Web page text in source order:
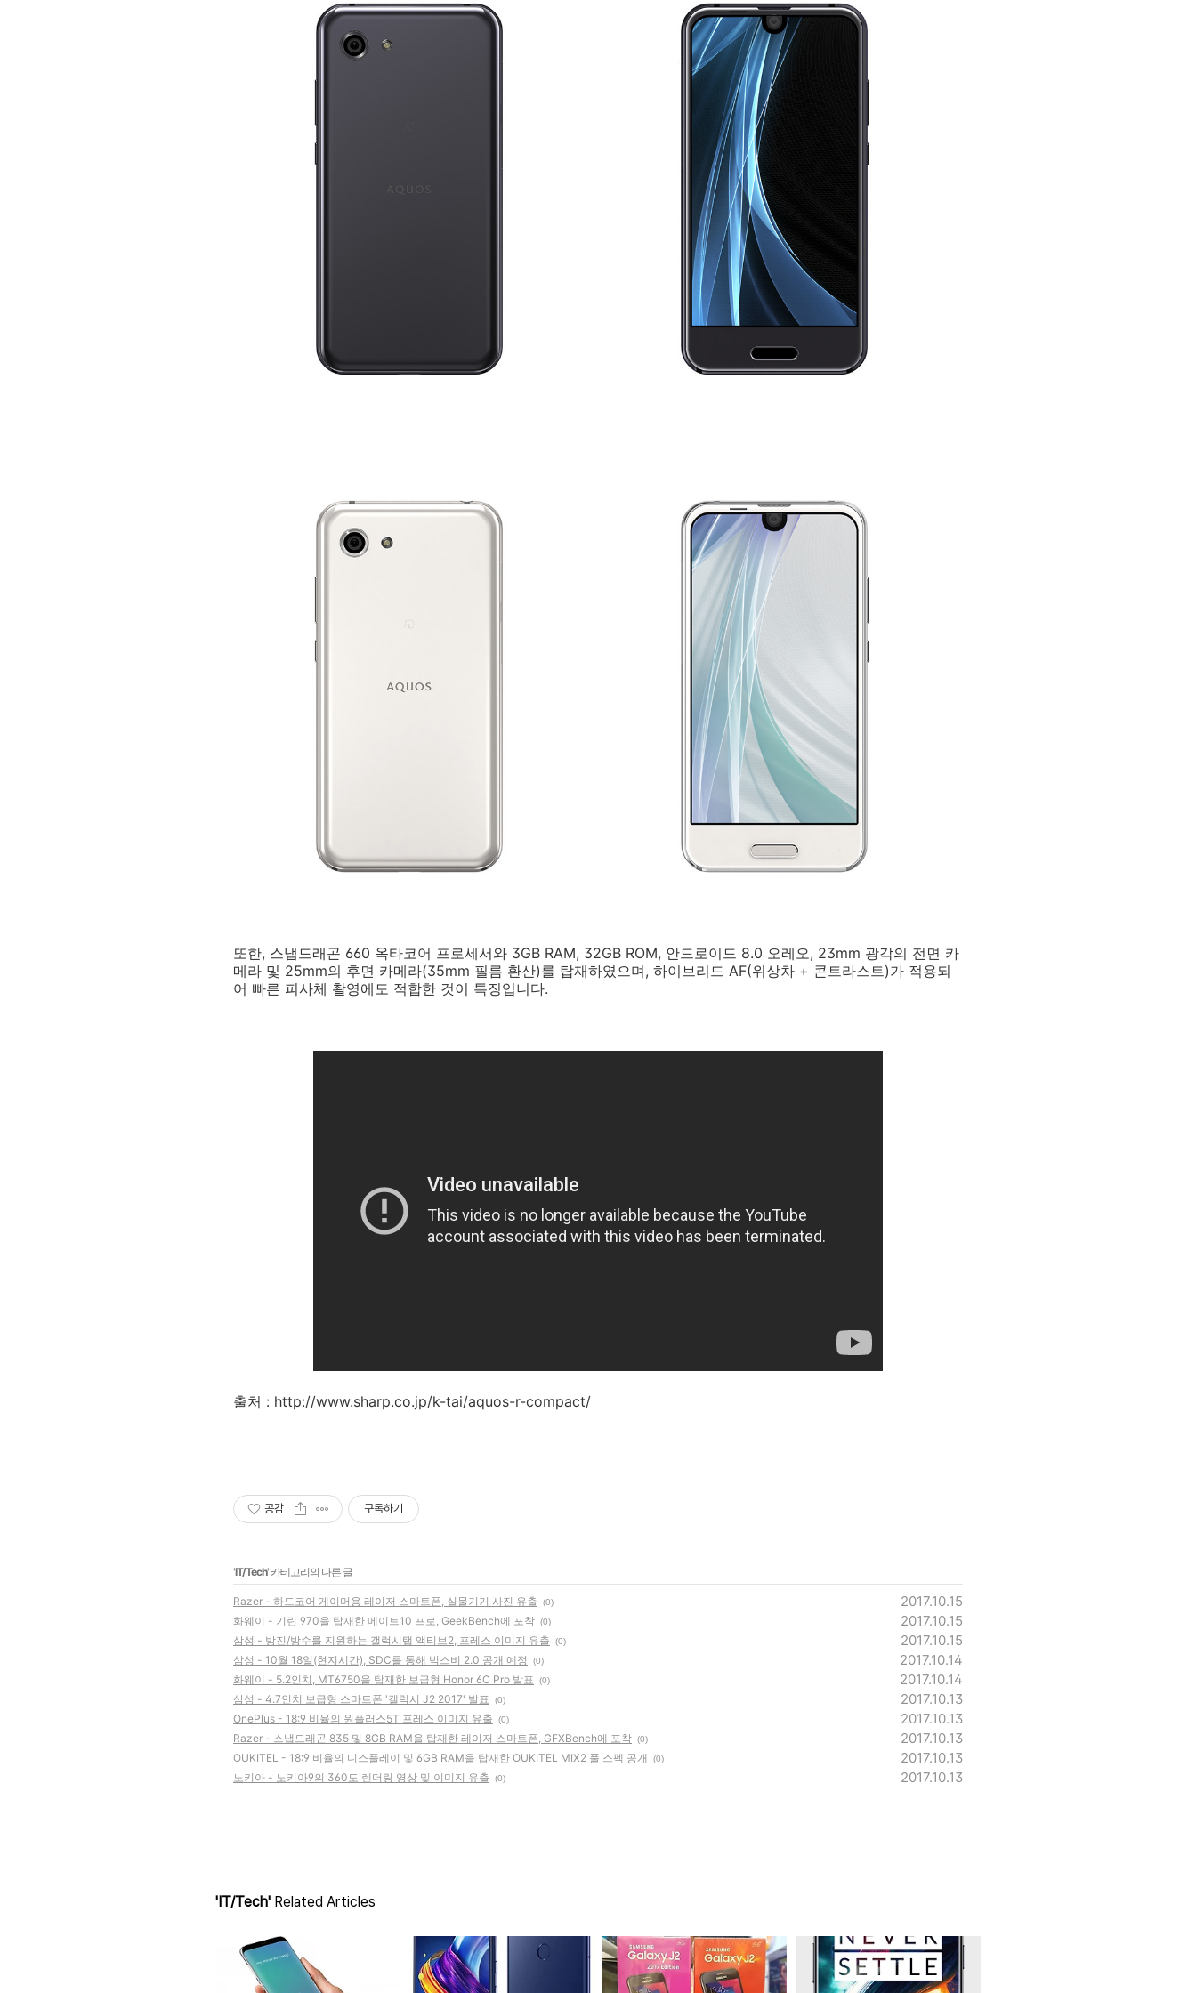
또한, 스냅드래곤 660 옥타코어 프로세서와 3GB RAM, 32GB ROM, 안드로이드 8.0 오레오, 23mm 광각의 전면 카
메라 및 25mm의 후면 카메라(35mm 필름 환산)를 탑재하였으며, 하이브리드 AF(위상차 + 콘트라스트)가 적용되
어 빠른 피사체 촬영에도 적합한 것이 특징입니다.
출처 : http://www.sharp.co.jp/k-tai/aquos-r-compact/
공감 구독하기
'IT/Tech' 카테고리의 다른 글
Razer - 하드코어 게이머용 레이저 스마트폰, 실물기기 사진 유출 (0) 2017.10.15
화웨이 - 기린 970을 탑재한 메이트10 프로, GeekBench에 포착 (0) 2017.10.15
삼성 - 방진/방수를 지원하는 갤럭시탭 액티브2, 프레스 이미지 유출 (0) 2017.10.15
삼성 - 10월 18일(현지시간), SDC를 통해 빅스비 2.0 공개 예정 (0) 2017.10.14
화웨이 - 5.2인치, MT6750을 탑재한 보급형 Honor 6C Pro 발표 (0) 2017.10.14
삼성 - 4.7인치 보급형 스마트폰 '갤럭시 J2 2017' 발표 (0) 2017.10.13
OnePlus - 18:9 비율의 원플러스5T 프레스 이미지 유출 (0) 2017.10.13
Razer - 스냅드래곤 835 및 8GB RAM을 탑재한 레이저 스마트폰, GFXBench에 포착 (0) 2017.10.13
OUKITEL - 18:9 비율의 디스플레이 및 6GB RAM을 탑재한 OUKITEL MIX2 풀 스펙 공개 (0) 2017.10.13
노키아 - 노키아9의 360도 렌더링 영상 및 이미지 유출 (0) 2017.10.13
'IT/Tech' Related Articles